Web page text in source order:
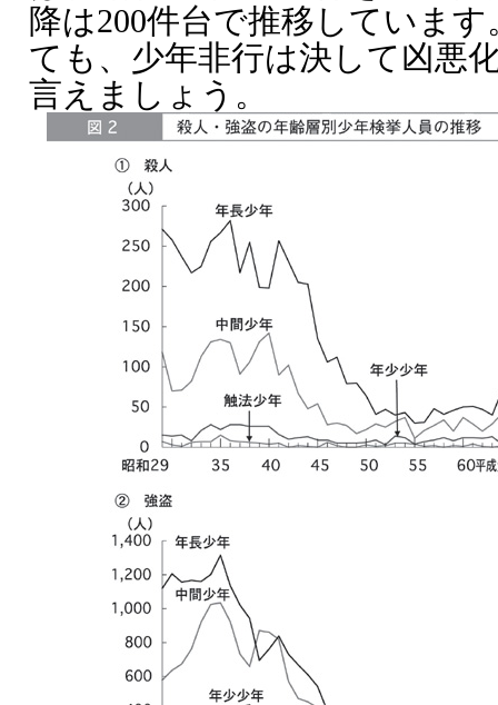
降は200件台で推移していま
ても、少年非行は決して凶悪
言えましょう。